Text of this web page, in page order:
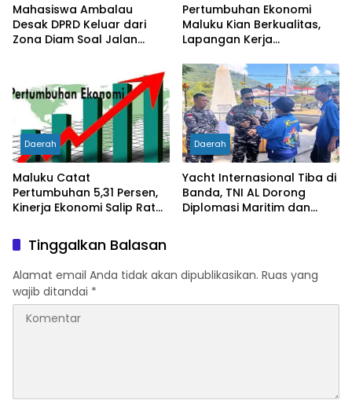
Mahasiswa Ambalau
Desak DPRD Keluar dari
Zona Diam Soal Jalan
Pertumbuhan Ekonomi
Maluku Kian Berkualitas,
Lapangan Kerja
Kemiskinan Turun
Daerah
Maluku Catat
Pertumbuhan 5,31 Persen,
Kinerja Ekonomi Salip Rata-
Daerah
Yacht Internasional Tiba di
Banda, TNI AL Dorong
Diplomasi Maritim dan
Tinggalkan Balasan
Alamat email Anda tidak akan dipublikasikan. Ruas yang
wajib ditandai *